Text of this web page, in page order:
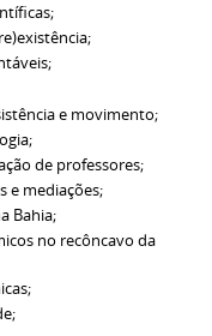
e movimento;
de professores;
e mediações;
Bahia;
no recôncavo da